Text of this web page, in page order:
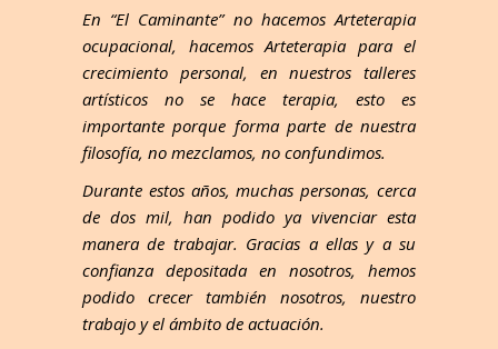
En “El Caminante” no hacemos Arteterapia
ocupacional, hacemos Arteterapia para el
crecimiento personal, en nuestros talleres
artísticos no se hace terapia, esto es
importante porque forma parte de nuestra
filosofía, no mezclamos, no confundimos.
Durante estos años, muchas personas, cerca
de dos mil, han podido ya vivenciar esta
manera de trabajar. Gracias a ellas y a su
confianza depositada en nosotros, hemos
podido crecer también nosotros, nuestro
trabajo y el ámbito de actuación.